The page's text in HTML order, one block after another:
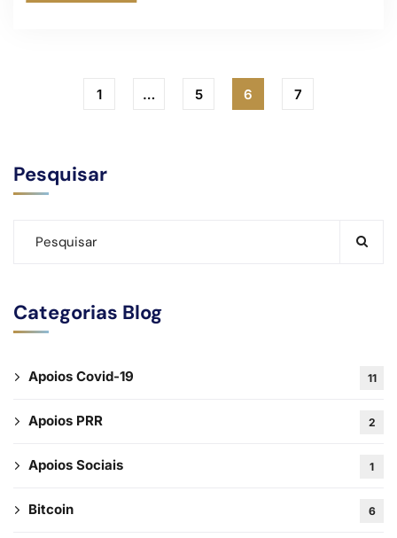
1 … 5 6 7
Pesquisar
Categorias Blog
Apoios Covid-19 11
Apoios PRR 2
Apoios Sociais 1
Bitcoin 6